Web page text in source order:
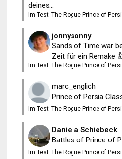
deines...
Im Test: The Rogue Prince of
jonnysonny
Sands of Time war
Zeit für ein Remake
Im Test: The Rogue Prince of
marc_englich
Prince of Persia
Im Test: The Rogue Prince of
Daniela Schiebeck
Battles of Prince of
Im Test: The Rogue Prince of